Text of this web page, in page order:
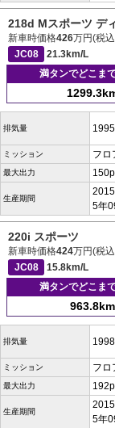
218d Mスポーツ デ
新車時価格426万円(税
JC08
21.3km/L
満タンでどこま
排気量
ミッション フロ
最大出力
生産期間
5年
220i スポーツ
新車時価格424万円(税
JC08
15.8km/L
満タンでどこま
963.8km
排気量
ミッション フロ
最大出力
生産期間
5年